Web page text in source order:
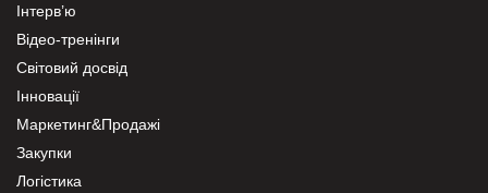
Інтерв’ю
Відео-тренінги
Світовий досвід
Інновації
Маркетинг&Продажі
Закупки
Логістика